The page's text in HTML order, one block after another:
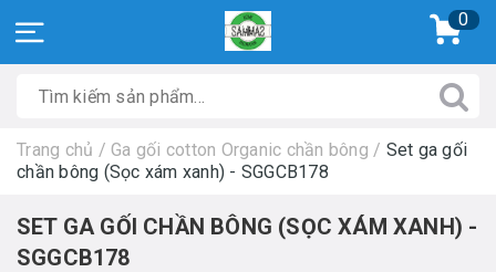
0
Trang chủ / Ga gối cotton Organic chần bông / Set ga gối
chần bông (Sọc xám xanh) - SGGCB178
SET GA GỐI CHẦN BÔNG (SỌC XÁM XANH) -
SGGCB178